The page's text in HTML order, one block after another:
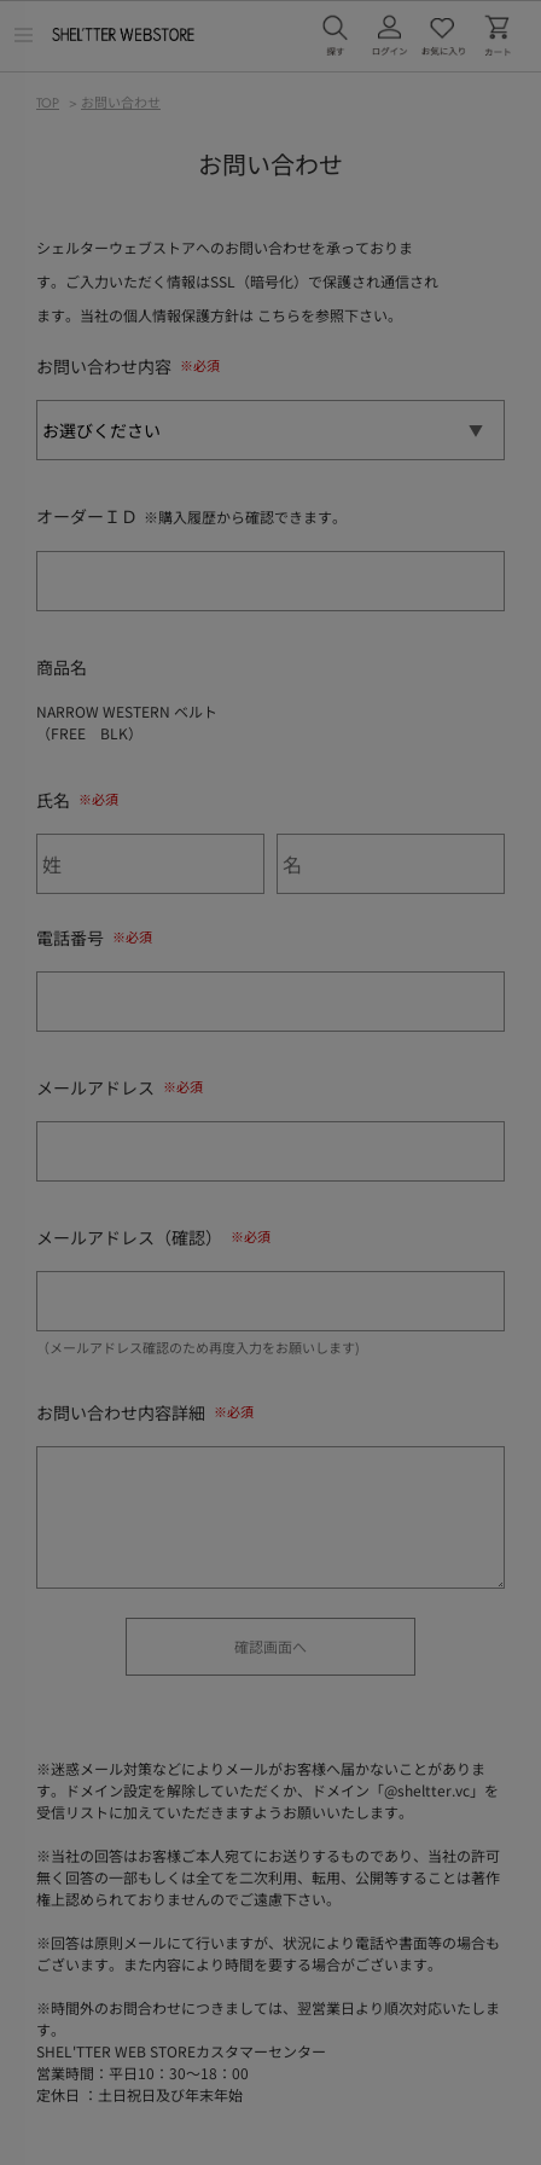
TOP > お問い合わせ
お問い合わせ
シェルターウェブストアへのお問い合わせを承っておりま
す。ご入力いただく情報はSSL（暗号化）で保護され通信され
ます。当社の個人情報保護方針は こちらを参照下さい。
お問い合わせ内容
オーダーＩＤ ※購入履歴から確認できます。
商品名
NARROW WESTERN ベルト
（FREE BLK）
氏名
電話番号
メールアドレス
メールアドレス（確認）
（メールアドレス確認のため再度入力をお願いします)
お問い合わせ内容詳細
※迷惑メール対策などによりメールがお客様へ届かないことがありま
す。ドメイン設定を解除していただくか、ドメイン「@sheltter.vc」を
受信リストに加えていただきますようお願いいたします。
※当社の回答はお客様ご本人宛てにお送りするものであり、当社の許可
無く回答の一部もしくは全てを二次利用、転用、公開等することは著作
権上認められておりませんのでご遠慮下さい。
※回答は原則メールにて行いますが、状況により電話や書面等の場合も
ございます。また内容により時間を要する場合がございます。
※時間外のお問合わせにつきましては、翌営業日より順次対応いたしま
す。
SHEL'TTER WEB STOREカスタマーセンター
営業時間：平日10：30～18：00
定休日 ：土日祝日及び年末年始